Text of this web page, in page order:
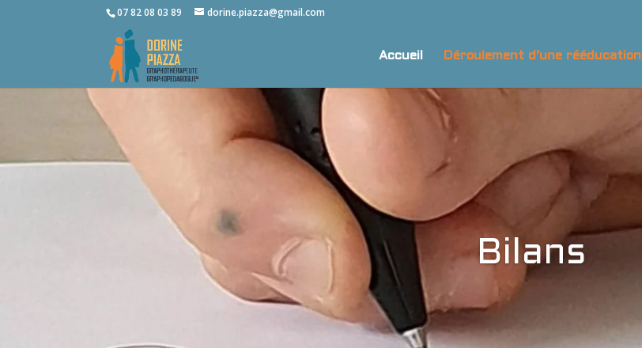
07 82 08 03 89 dorine.piazza@gmail.com
Accueil Déroulement d’une rééducation
Bilans